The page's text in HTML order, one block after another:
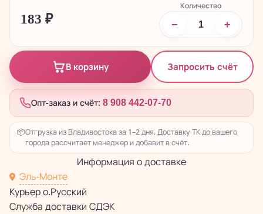
183 ₽
Количество
− +
В корзину Запросить счёт
Опт-заказ и счёт: 8 908 442-07-70
📦Отгрузка из Владивостока за 1–2 дня. Доставку ТК до вашего
города рассчитает менеджер и добавит в счёт.
Информация о доставке
Эль-Монте
Курьер о.Русский
Служба доставки СДЭК